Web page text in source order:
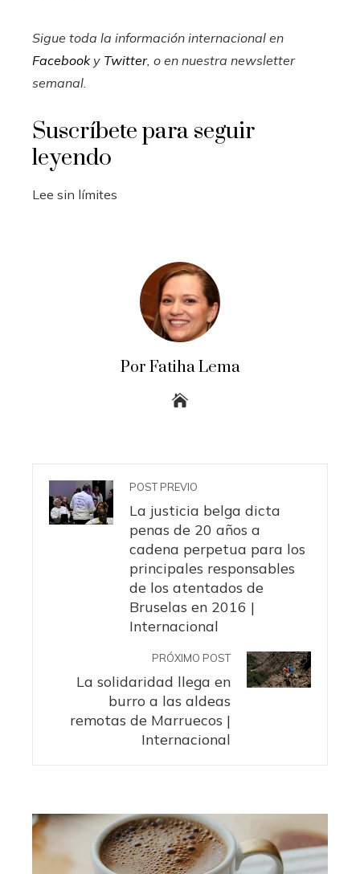
Sigue toda la información internacional en
Facebooky Twitter, o en nuestra newsletter
semanal
Suscríbete para seguir
leyendo
Lee sin límites
Por Fatiha Lema
POST PREVIO
La justicia belga dicta
penas de 20 años a
cadena perpetua para los
principales responsables
de los atentados de
Bruselas en 2016 |
Internacional
PRÓXIMO POST
La solidaridad llega en
burro a las aldeas
remotas de Marruecos |
Internacional